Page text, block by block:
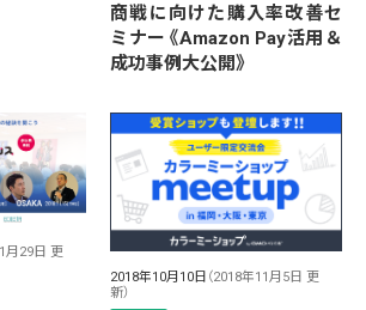
商戦に向けた購入率改善セ
ミナー《Amazon Pay活用＆
成功事例大公開》
1月29日 更
2018年10月10日 （2018年11月5日 更
新）